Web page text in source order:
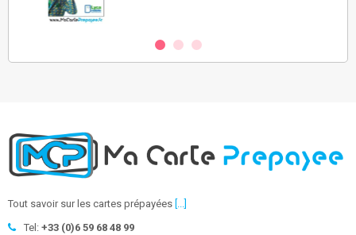
Tout savoir sur les cartes prépayées [...]
Tel: +33 (0)6 59 68 48 99